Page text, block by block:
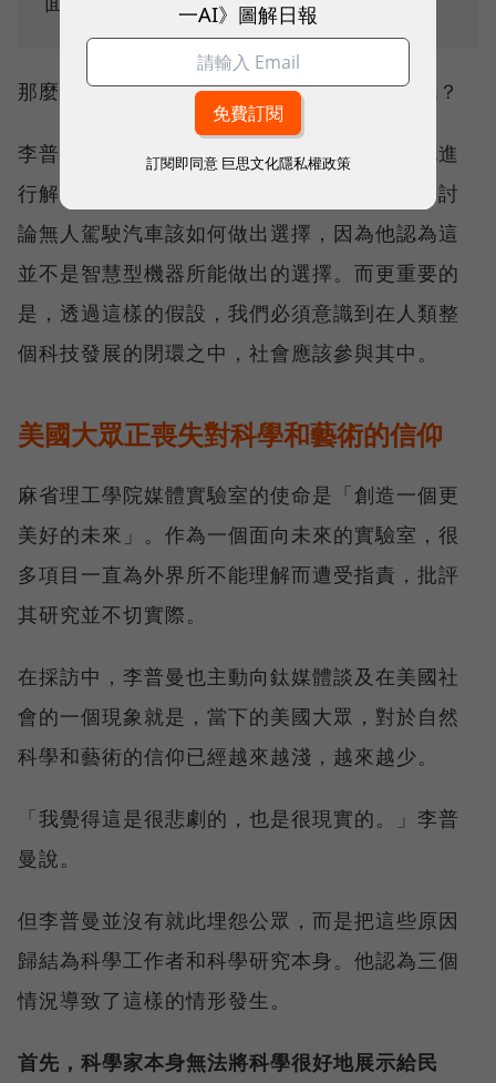
那麼，自動行駛中的無人汽車到底該怎麼做呢？
李普曼提出了這樣的疑問，但是他並沒有就此進
行解答。他解釋說，舉例這個假設，並不是要討
論無人駕駛汽車該如何做出選擇，因為他認為這
並不是智慧型機器所能做出的選擇。而更重要的
是，透過這樣的假設，我們必須意識到在人類整
個科技發展的閉環之中，社會應該參與其中。
美國大眾正喪失對科學和藝術的信仰
麻省理工學院媒體實驗室的使命是「創造一個更
美好的未來」。作為一個面向未來的實驗室，很
多項目一直為外界所不能理解而遭受指責，批評
其研究並不切實際。
在採訪中，李普曼也主動向鈦媒體談及在美國社
會的一個現象就是，當下的美國大眾，對於自然
科學和藝術的信仰已經越來越淺，越來越少。
「我覺得這是很悲劇的，也是很現實的。」李普
曼說。
但李普曼並沒有就此埋怨公眾，而是把這些原因
歸結為科學工作者和科學研究本身。他認為三個
情況導致了這樣的情形發生。
首先，科學家本身無法將科學很好地展示給民
一AI》圖解日報
訂閱即同意 巨思文化隱私權政策